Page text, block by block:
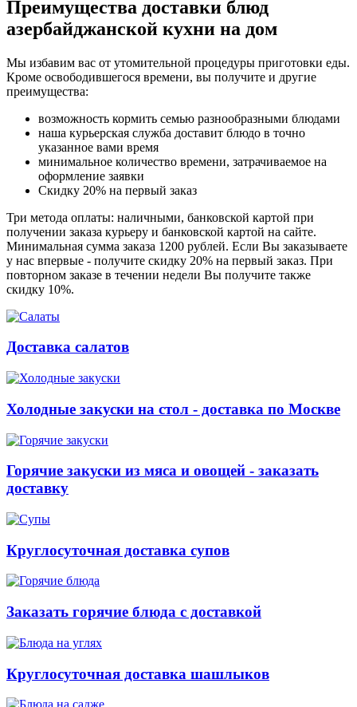
Преимущества доставки блюд
азербайджанской кухни на дом
Мы избавим вас от утомительной процедуры приготовки еды.
Кроме освободившегося времени, вы получите и другие
преимущества:
возможность кормить семью разнообразными блюдами
наша курьерская служба доставит блюдо в точно
указанное вами время
минимальное количество времени, затрачиваемое на
оформление заявки
Скидку 20% на первый заказ
Три метода оплаты: наличными, банковской картой при
получении заказа курьеру и банковской картой на сайте.
Минимальная сумма заказа 1200 рублей. Если Вы заказываете
у нас впервые - получите скидку 20% на первый заказ. При
повторном заказе в течении недели Вы получите также
скидку 10%.
Доставка салатов
Холодные закуски на стол - доставка по Москве
Горячие закуски из мяса и овощей - заказать
доставку
Круглосуточная доставка супов
Заказать горячие блюда с доставкой
Круглосуточная доставка шашлыков